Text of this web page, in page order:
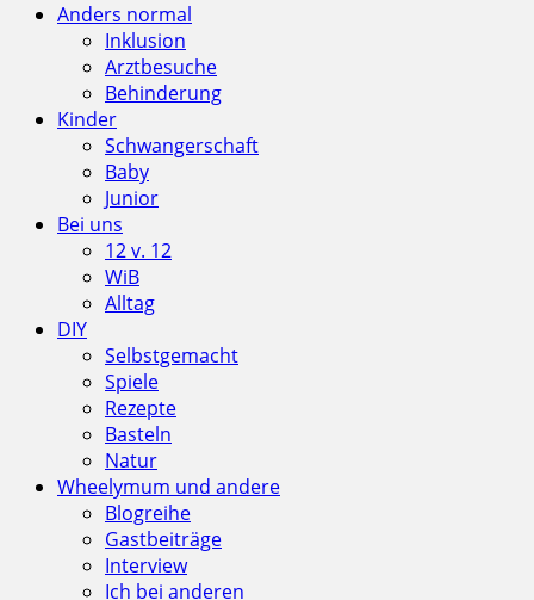
Anders normal
Inklusion
Arztbesuche
Behinderung
Kinder
Schwangerschaft
Baby
Junior
Bei uns
12 v. 12
WiB
Alltag
DIY
Selbstgemacht
Spiele
Rezepte
Basteln
Natur
Wheelymum und andere
Blogreihe
Gastbeiträge
Interview
Ich bei anderen